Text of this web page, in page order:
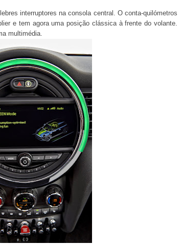
interruptores na consola central. O conta-quilómetros
e tem agora uma posição clássica à frente do volante.
multimédia.